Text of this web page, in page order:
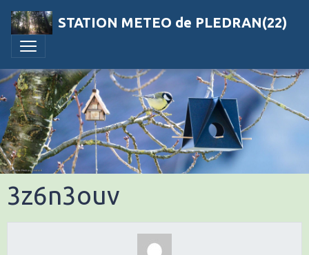
STATION METEO de PLEDRAN(22)
3z6n3ouv